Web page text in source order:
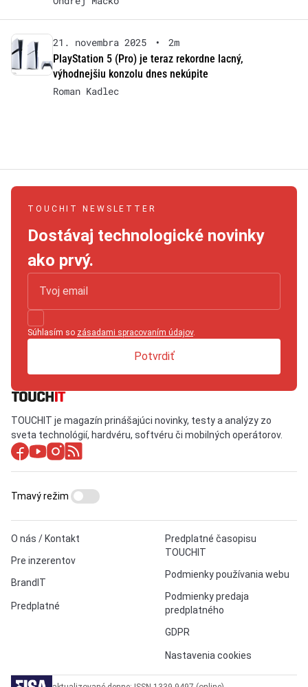
21. novembra 2025 •
2m
PlayStation 5 (Pro) je teraz rekordne lacný,
výhodnejšiu konzolu dnes nekúpite
Roman Kadlec
TOUCHIT NEWSLETTER
Dostávaj technologické novinky
ako prvý.
Súhlasím so zásadami spracovaním údajov.
Potvrdiť
TOUCHIT je magazín prinášajúci novinky, testy a analýzy zo
sveta technológií, hardvéru, softvéru či mobilných operátorov.
O nás / Kontakt
Pre inzerentov
BrandIT
Predplatné
Predplatné časopisu
TOUCHIT
Podmienky používania webu
Podmienky predaja
predplatného
GDPR
Nastavenia cookies
Tmavý režim